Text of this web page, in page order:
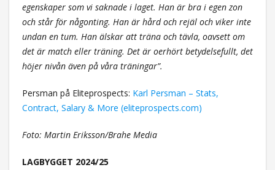
egenskaper som vi saknade i laget. Han är bra i egen zon
och står för någonting. Han är hård och rejäl och viker inte
undan en tum. Han älskar att träna och tävla, oavsett om
det är match eller träning. Det är oerhört betydelsefullt, det
höjer nivån även på våra träningar”.
Persman på Eliteprospects: Karl Persman – Stats,
Contract, Salary & More (eliteprospects.com)
Foto: Martin Eriksson/Brahe Media
LAGBYGGET 2024/25